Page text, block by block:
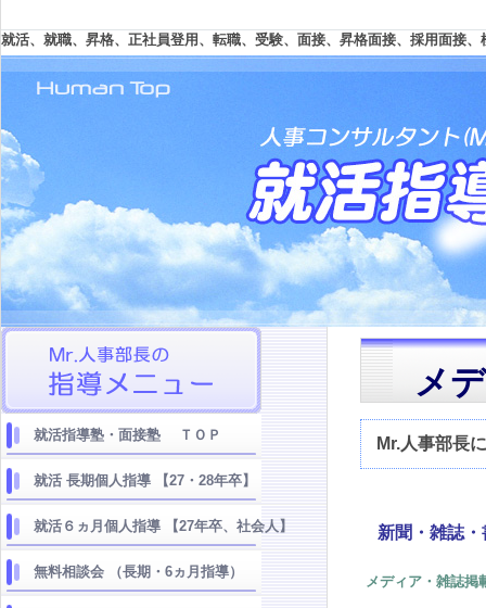
就活、就職、昇格、正社員登用、転職、受験、面接、昇格面接、採用面接
就活指導塾・面接塾 ＴＯＰ
就活 長期個人指導 【27・28年卒】
就活６ヵ月個人指導 【27年卒、社会人】
無料相談会 （長期・6ヵ月指導）
メ
Mr.人事部長
新聞・雑誌
メディア・雑誌掲